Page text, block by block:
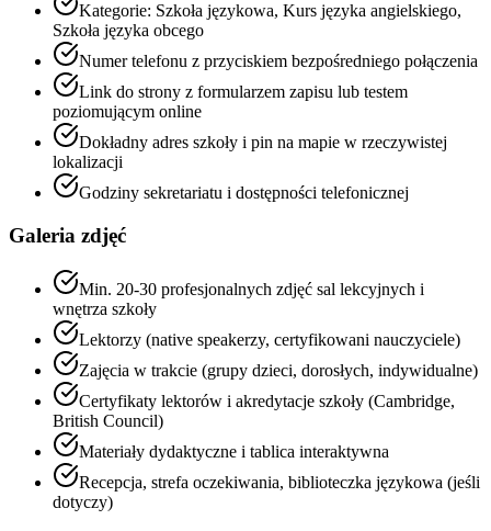
Kategorie: Szkoła językowa, Kurs języka angielskiego,
Szkoła języka obcego
Numer telefonu z przyciskiem bezpośredniego połączenia
Link do strony z formularzem zapisu lub testem
poziomującym online
Dokładny adres szkoły i pin na mapie w rzeczywistej
lokalizacji
Godziny sekretariatu i dostępności telefonicznej
Galeria zdjęć
Min. 20-30 profesjonalnych zdjęć sal lekcyjnych i
wnętrza szkoły
Lektorzy (native speakerzy, certyfikowani nauczyciele)
Zajęcia w trakcie (grupy dzieci, dorosłych, indywidualne)
Certyfikaty lektorów i akredytacje szkoły (Cambridge,
British Council)
Materiały dydaktyczne i tablica interaktywna
Recepcja, strefa oczekiwania, biblioteczka językowa (jeśli
dotyczy)